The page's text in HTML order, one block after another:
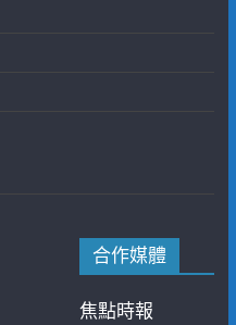
合作媒體
焦點時報